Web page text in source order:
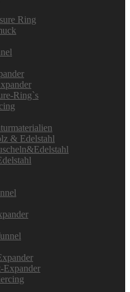
Ring
Ring`s
& Edelstahl
Expander